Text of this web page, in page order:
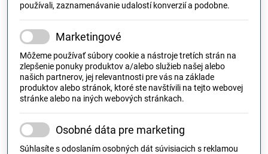
používali, zaznamenávanie udalostí konverzií a podobne.
Marketingové
Môžeme používať súbory cookie a nástroje tretích strán na
zlepšenie ponuky produktov a/alebo služieb našej alebo
našich partnerov, jej relevantnosti pre vás na základe
produktov alebo stránok, ktoré ste navštívili na tejto webovej
stránke alebo na iných webových stránkach.
Osobné dáta pre marketing
Súhlasíte s odoslaním osobných dát súvisiacich s reklamou